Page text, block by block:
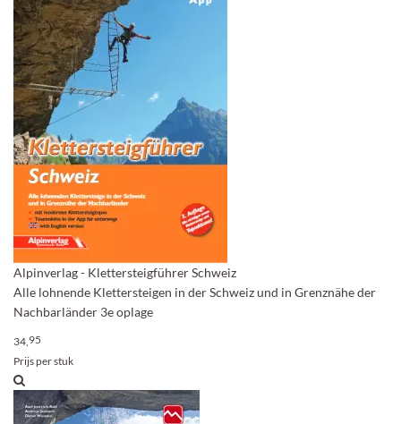
Alpinverlag - Klettersteigführer Schweiz
Alle lohnende Klettersteigen in der Schweiz und in Grenznähe der
Nachbarländer 3e oplage
34,95
Prijs per stuk